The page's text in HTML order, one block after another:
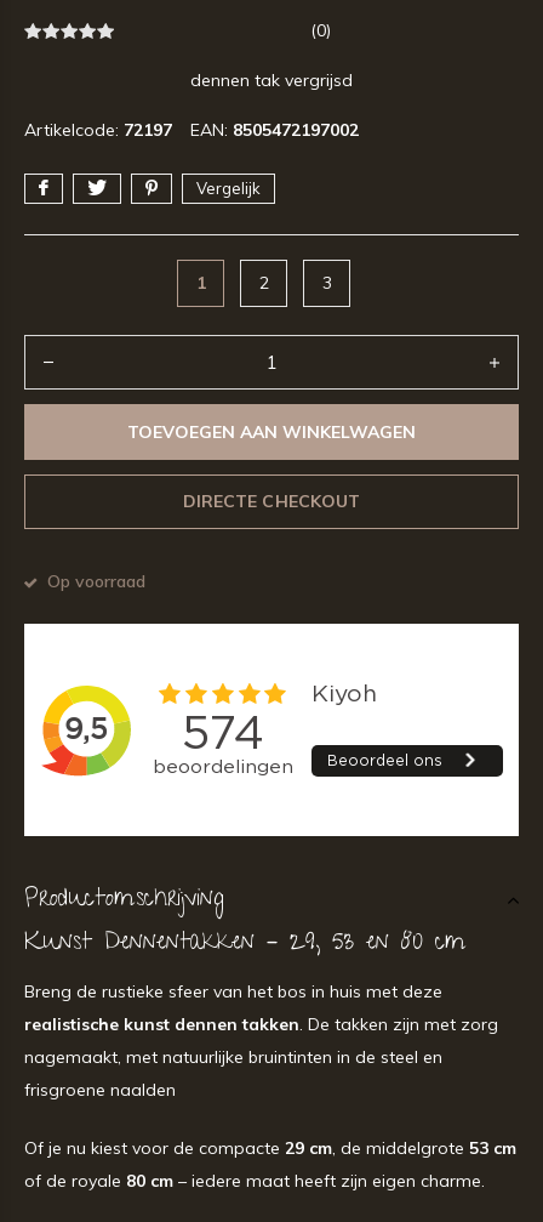
(0)
dennen tak vergrijsd
Artikelcode: 72197 EAN: 8505472197002
Vergelijk
1 2 3
TOEVOEGEN AAN WINKELWAGEN
DIRECTE CHECKOUT
Op voorraad
Productomschrijving
Kunst Dennentakken – 29, 53 en 80 cm
Breng de rustieke sfeer van het bos in huis met deze
realistische kunst dennen takken. De takken zijn met zorg
nagemaakt, met natuurlijke bruintinten in de steel en
frisgroene naalden
Of je nu kiest voor de compacte 29 cm, de middelgrote 53 cm
of de royale 80 cm – iedere maat heeft zijn eigen charme.